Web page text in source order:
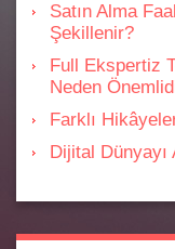
Satın Alma
Şekillenir?
Full Ekspertiz
Neden
Farklı
Dijital Dünyayı